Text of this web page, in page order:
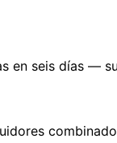
en seis días —